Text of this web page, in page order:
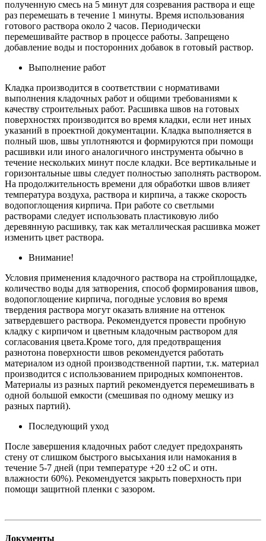
полученную смесь на 5 минут для созревания раствора и еще
раз перемешать в течение 1 минуты. Время использования
готового раствора около 2 часов. Периодически
перемешивайте раствор в процессе работы. Запрещено
добавление воды и посторонних добавок в готовый раствор.
Выполнение работ
Кладка производится в соответствии с нормативами
выполнения кладочных работ и общими требованиями к
качеству строительных работ. Расшивка швов на готовых
поверхностях производится во время кладки, если нет иных
указаний в проектной документации. Кладка выполняется в
полный шов, швы уплотняются и формируются при помощи
расшивки или иного аналогичного инструмента обычно в
течение нескольких минут после кладки. Все вертикальные и
горизонтальные швы следует полностью заполнять раствором.
На продолжительность времени для обработки швов влияет
температура воздуха, раствора и кирпича, а также скорость
водопоглощения кирпича. При работе со светлыми
растворами следует использовать пластиковую либо
деревянную расшивку, так как металлическая расшивка может
изменить цвет раствора.
Внимание!
Условия применения кладочного раствора на стройплощадке,
количество воды для затворения, способ формирования швов,
водопоглощение кирпича, погодные условия во время
твердения раствора могут оказать влияние на оттенок
затвердевшего раствора. Рекомендуется провести пробную
кладку с кирпичом и цветным кладочным раствором для
согласования цвета.Кроме того, для предотвращения
разнотона поверхности швов рекомендуется работать
материалом из одной производственной партии, т.к. материал
производится с использованием природных компонентов.
Материалы из разных партий рекомендуется перемешивать в
одной большой емкости (смешивая по одному мешку из
разных партий).
Последующий уход
После завершения кладочных работ следует предохранять
стену от слишком быстрого высыхания или намокания в
течение 5-7 дней (при температуре +20 ±2 оС и отн.
влажности 60%). Рекомендуется закрыть поверхность при
помощи защитной пленки с зазором.
Документы